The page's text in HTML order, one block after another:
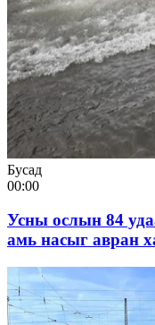
Бусад
00:00
Усны ослын 84
амь насыг авран